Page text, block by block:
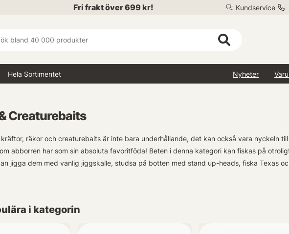
Fri frakt över 699 kr! Kundservice
Hela Sortimentet Nyheter
Creaturebaits
räkor och creaturebaits är inte bara underhållande, det kan också vara nyckeln
abborren har som sin absoluta favoritföda! Beten i denna kategori kan fiskas på
jigga dem med vanlig jiggskalle, studsa på botten med stand up-heads, fiska Texas
byte!
av Kräftor & Creaturebaits för ett varierat utbud av lockande beten designade
i kategorin